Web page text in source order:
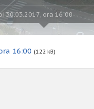
30.03.2017, ora 16:00
16:00 (122 kB)